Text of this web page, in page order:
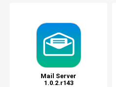
Mail Server
1.0.2.r143